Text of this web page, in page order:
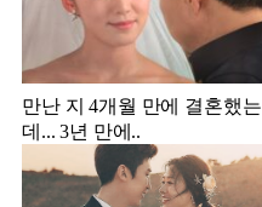
만난 지 4개월 만에 결혼했는
데... 3년 만에..